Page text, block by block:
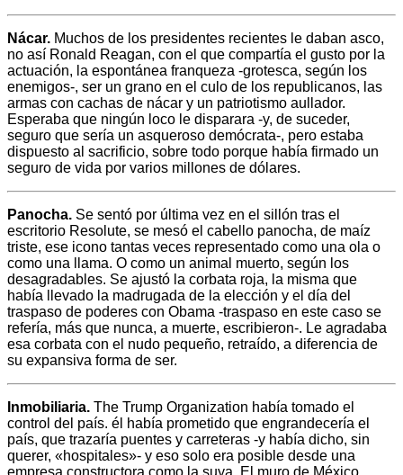
Nácar. Muchos de los presidentes recientes le daban asco,
no así Ronald Reagan, con el que compartía el gusto por la
actuación, la espontánea franqueza -grotesca, según los
enemigos-, ser un grano en el culo de los republicanos, las
armas con cachas de nácar y un patriotismo aullador.
Esperaba que ningún loco le disparara -y, de suceder,
seguro que sería un asqueroso demócrata-, pero estaba
dispuesto al sacrificio, sobre todo porque había firmado un
seguro de vida por varios millones de dólares.
Panocha. Se sentó por última vez en el sillón tras el
escritorio Resolute, se mesó el cabello panocha, de maíz
triste, ese icono tantas veces representado como una ola o
como una llama. O como un animal muerto, según los
desagradables. Se ajustó la corbata roja, la misma que
había llevado la madrugada de la elección y el día del
traspaso de poderes con Obama -traspaso en este caso se
refería, más que nunca, a muerte, escribieron-. Le agradaba
esa corbata con el nudo pequeño, retraído, a diferencia de
su expansiva forma de ser.
Inmobiliaria. The Trump Organization había tomado el
control del país. él había prometido que engrandecería el
país, que trazaría puentes y carreteras -y había dicho, sin
querer, «hospitales»- y eso solo era posible desde una
empresa constructora como la suya. El muro de México